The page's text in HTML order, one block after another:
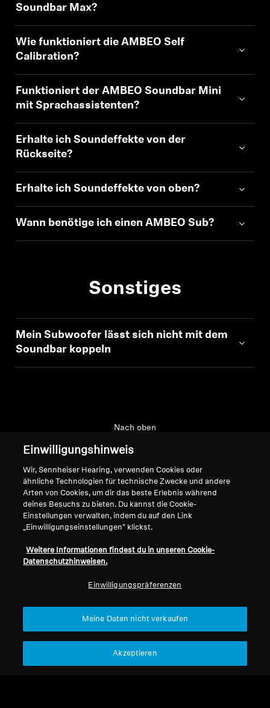
Soundbar Max?
Wie funktioniert die AMBEO Self
Calibration?
Funktioniert der AMBEO Soundbar Mini
mit Sprachassistenten?
Erhalte ich Soundeffekte von der
Rückseite?
Erhalte ich Soundeffekte von oben?
Wann benötige ich einen AMBEO Sub?
Sonstiges
Mein Subwoofer lässt sich nicht mit dem
Soundbar koppeln
Support
Nach oben
Impressum
Vertrag widerrufen
Globale Datenschutzrichtlinie
Allgemeine
Koordinierte Richtlinie zur
Offenlegung von Schwachstellen
Unser Unternehmen
Press Contacts
Markenbotschafter
Anmeldung erforderlich
Melden Sie sich bei Ihrem Konto an, um
Login
Einwilligungshinweis
Wir, Sennheiser Hearing, verwenden Cookies oder
ähnliche Technologien für technische Zwecke und andere
Arten von Cookies, um dir das beste Erlebnis während
deines Besuchs zu bieten. Du kannst die Cookie-
Einstellungen verwalten, indem du auf den Link
„Einwilligungseinstellungen" klickst.
Weitere Informationen findest du in unseren Cookie-
Datenschutzhinweisen.
Einwilligungspräferenzen
Meine Daten nicht verkaufen
Akzeptieren